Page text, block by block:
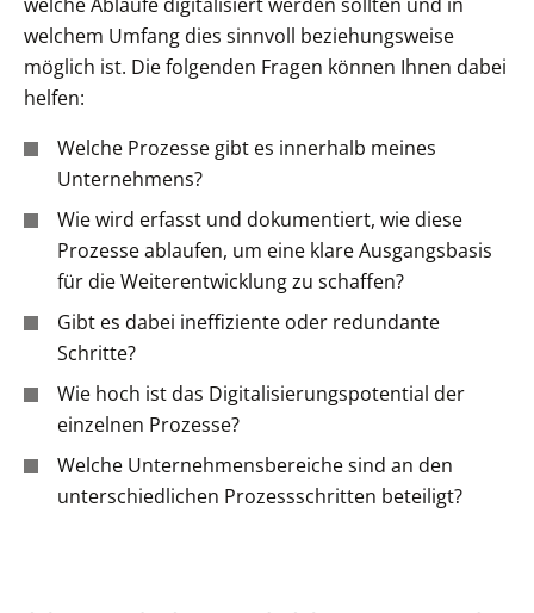
welchem Umfang dies sinnvoll beziehungsweise
möglich ist. Die folgenden Fragen können Ihnen dabei
helfen:
Welche Prozesse gibt es innerhalb meines
Unternehmens?
Wie wird erfasst und dokumentiert, wie diese
Prozesse ablaufen, um eine klare Ausgangsbasis
für die Weiterentwicklung zu schaffen?
Gibt es dabei ineffiziente oder redundante
Schritte?
Wie hoch ist das Digitalisierungspotential der
einzelnen Prozesse?
Welche Unternehmensbereiche sind an den
unterschiedlichen Prozessschritten beteiligt?